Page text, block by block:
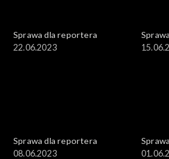
Sprawa dla reportera
22.06.2023
Sprawa dla reportera
08.06.2023